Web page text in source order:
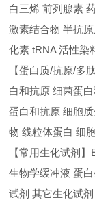
白三烯 前列腺素
激素结合物 半抗
化素 tRNA 活性染
【蛋白质/抗原/多
白和抗原 细菌蛋
蛋白和抗原 细胞
物 线粒体蛋白 细
【常用生化试剂
生物学缓冲液 蛋
试剂 其它生化试剂